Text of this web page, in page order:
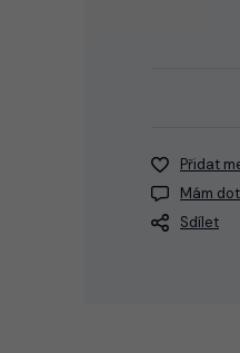
Přidat
Mám
Sdílet